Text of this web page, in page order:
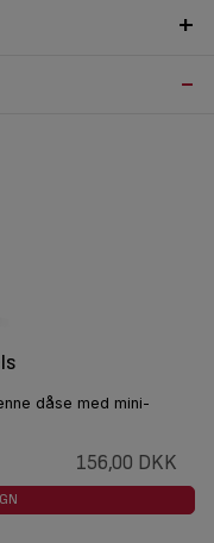
dåse med mini-
156,00 DKK